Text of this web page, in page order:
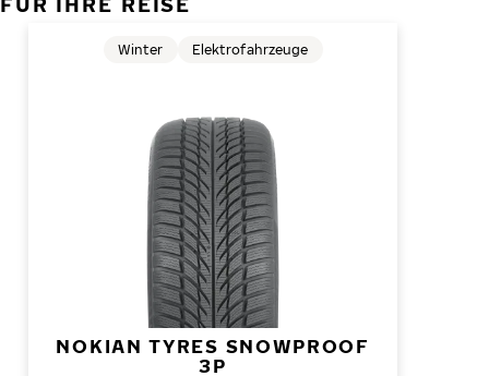
NOKIAN TYRES SNOWPROOF
3P
Winter Elektrofahrzeuge